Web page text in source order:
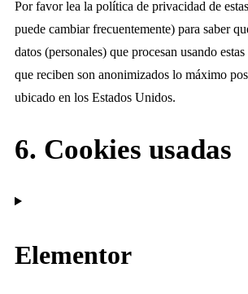
Por favor lea la política de privacidad de
puede cambiar frecuentemente) para saber
datos (personales) que procesan usando
que reciben son anonimizados lo máximo
ubicado en los Estados Unidos.
6. Cookies usadas
Elementor